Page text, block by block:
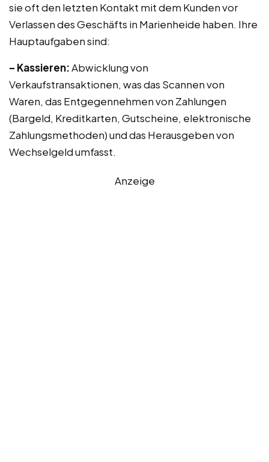
sie oft den letzten Kontakt mit dem Kunden vor
Verlassen des Geschäfts in Marienheide haben. Ihre
Hauptaufgaben sind:
– Kassieren:Abwicklung von
Verkaufstransaktionen, was das Scannen von
Waren, das Entgegennehmen von Zahlungen
(Bargeld, Kreditkarten, Gutscheine, elektronische
Zahlungsmethoden) und das Herausgeben von
Wechselgeld umfasst.
Anzeige